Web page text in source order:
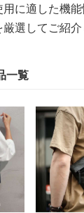
に適した機
選してご紹介
一覧